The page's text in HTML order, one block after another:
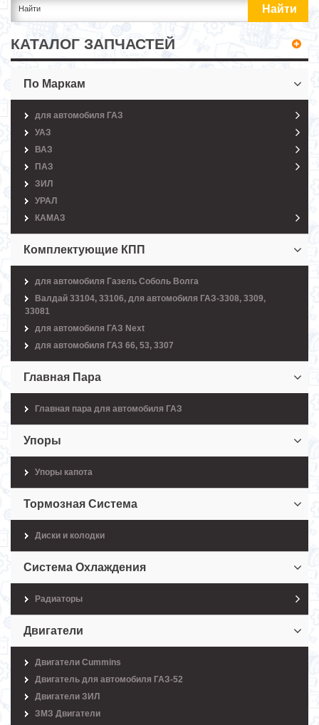
КАТАЛОГ ЗАПЧАСТЕЙ
По Маркам
для автомобиля ГАЗ
УАЗ
ВАЗ
ПАЗ
ЗИЛ
УРАЛ
КАМАЗ
Комплектующие КПП
для автомобиля Газель Соболь Волга
Валдай 33104, 33106, для автомобиля ГАЗ-3308, 3309,
33081
для автомобиля ГАЗ Next
для автомобиля ГАЗ 66, 53, 3307
Главная Пара
Главная пара для автомобиля ГАЗ
Упоры
Упоры капота
Тормозная Система
Диски и колодки
Система Охлаждения
Радиаторы
Двигатели
Двигатели Cummins
Двигатель для автомобиля ГАЗ-52
Двигатели ЗИЛ
ЗМЗ Двигатели